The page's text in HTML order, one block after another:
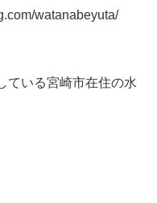
watanabeyuta/
ている宮崎市在住の水